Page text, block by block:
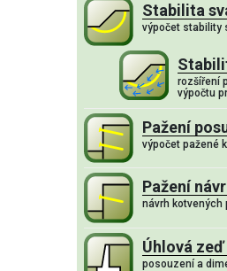
Stabilita
výpočet stability
rozšíření
výpočtu
Pažení
výpočet pažené
Pažení
návrh kotvených
Úhlová zeď
posouzení a